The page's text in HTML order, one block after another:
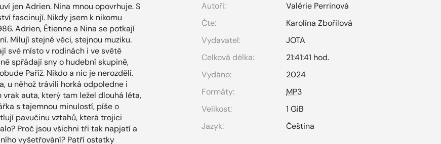
jen Adrien. Nina mnou opovrhuje. S
fascinují. Nikdy jsem k nikomu
Adrien, Étienne a Nina se potkají
Milují stejné věci, stejnou muziku.
své místo v rodinách i ve světě
spřádají sny o hudební skupině,
Paříž. Nikdo a nic je nerozdělí.
u něhož trávili horká odpoledne i
auta, který tam ležel dlouhá léta,
s tajemnou minulostí, píše o
pavučinu vztahů, která trojici
Proč jsou všichni tři tak napjatí a
vyšetřování? Patří ostatky
Autoři:
Valérie Perrinová
Čte:
Karolína Zbořilová
Vydavatel:
JOTA
Celková délka:
21:41:41 hod.
Vydáno:
2024
Formáty:
MP3
Velikost:
1 GiB
Jazyk:
Čeština